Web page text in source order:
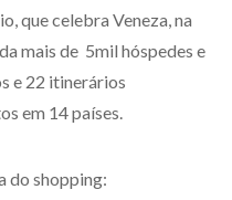
que celebra Veneza, na
mais de 5mil hóspedes e
e 22 itinerários
em 14 países.
do shopping: